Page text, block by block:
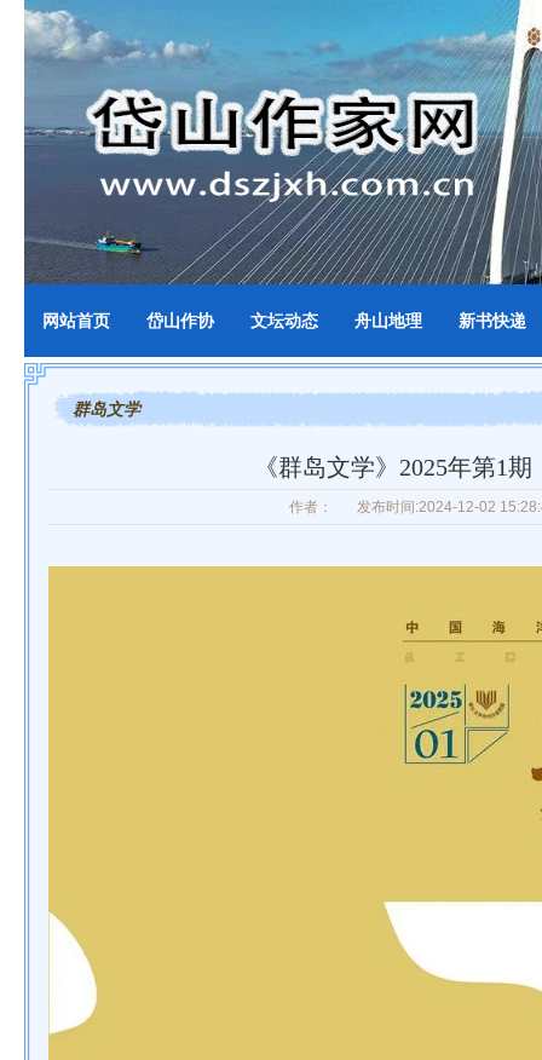
网站首页 岱山作协 文坛动态 舟山地理 新书快递
群岛文学
《群岛文学》2025年第1
作者： 发布时间:2024-12-02